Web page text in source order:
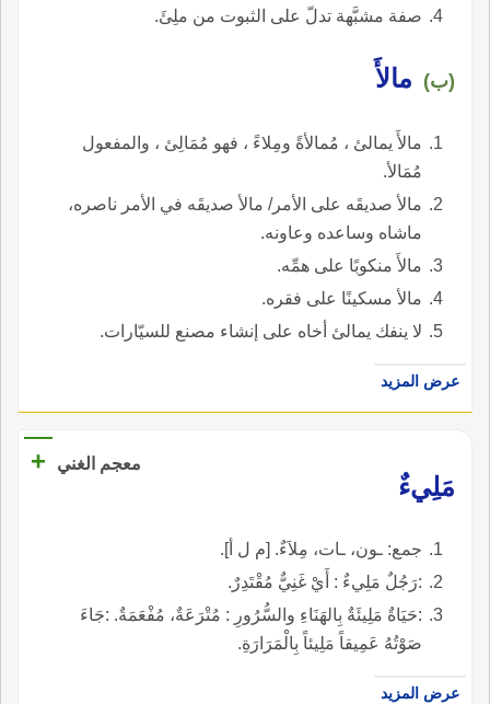
صفة مشبَّهة تدلّ على الثبوت من ملِئَ.
(ب) مالأَ
مالأَ يمالئ ، مُمالأةً ومِلاءً ، فهو مُمَالِئ ، والمفعول
مُمَالأ.
مالأ صديقَه على الأمر/ مالأ صديقَه في الأمر ناصره،
ماشاه وساعده وعاونه.
مالأَ منكوبًا على همِّه.
مالأ مسكينًا على فقره.
لا ينفك يمالئ أخاه على إنشاء مصنع للسيّارات.
عرض المزيد
معجم الغني
+
مَلِيءٌ
جمع: ـون، ـات، مِلاَءٌ. [م ل أ].
:رَجُلٌ مَلِيءٌ : أَيْ غَنِيٌّ مُقْتَدِرٌ.
:حَيَاةٌ مَلِيئَةٌ بِالهَنَاءِ والسُّرُورِ : مُتْرَعَةٌ، مُفْعَمَةٌ. :جَاءَ
صَوْتُهُ عَمِيقاً مَلِيئاً بِالْمَرَارَةِ.
عرض المزيد